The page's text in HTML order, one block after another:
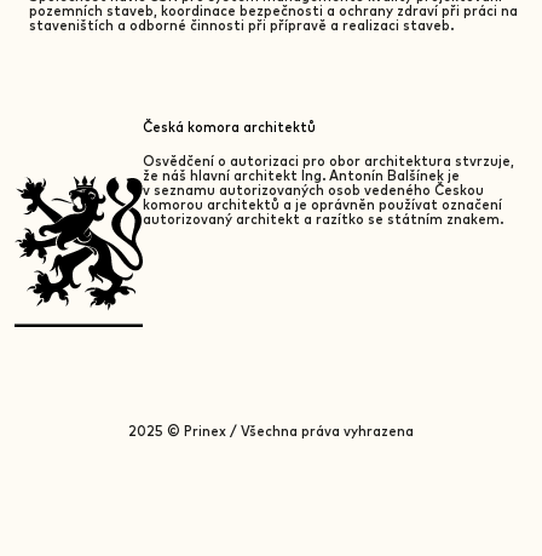
Česká komora architektů
Osvědčení o autorizaci pro obor architektura stvrzuje,
že náš hlavní architekt Ing. Antonín Balšínek je
v seznamu autorizovaných osob vedeného Českou
komorou architektů a je oprávněn používat označení
autorizovaný architekt a razítko se státním znakem.
pozemních staveb, koordinace bezpečnosti a ochrany zdraví při práci na
staveništích a odborné činnosti při přípravě a realizaci staveb.
2025 © Prinex / Všechna práva vyhrazena